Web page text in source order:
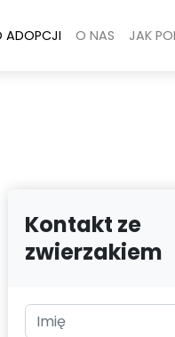
ADOPCJI O NAS JAK
Kontakt ze
zwierzakiem